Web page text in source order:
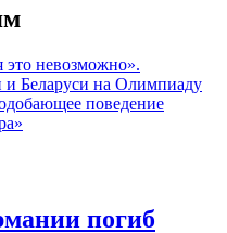
невозможно».
Беларуси на Олимпиаду
поведение
погиб